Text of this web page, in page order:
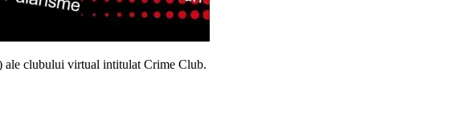
ale clubului virtual intitulat Crime Club.